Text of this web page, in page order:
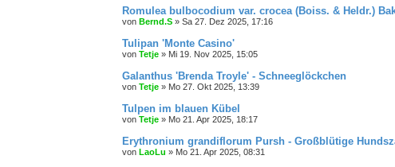
Romulea bulbocodium var. crocea (Boiss. & Heldr.)
von Bernd.S » Sa 27. Dez 2025, 17:16
Tulipan 'Monte Casino'
von Tetje » Mi 19. Nov 2025, 15:05
Galanthus 'Brenda Troyle' - Schneeglöckchen
von Tetje » Mo 27. Okt 2025, 13:39
Tulpen im blauen Kübel
von Tetje » Mo 21. Apr 2025, 18:17
Erythronium grandiflorum Pursh - Großblütige
von LaoLu » Mo 21. Apr 2025, 08:31